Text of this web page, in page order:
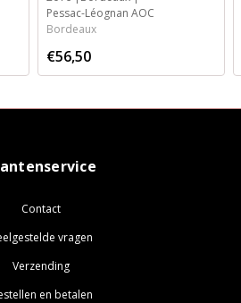
Pessac-Léognan AOC
Bordeaux
€56,50
Contact
vragen
Verzending
en betalen